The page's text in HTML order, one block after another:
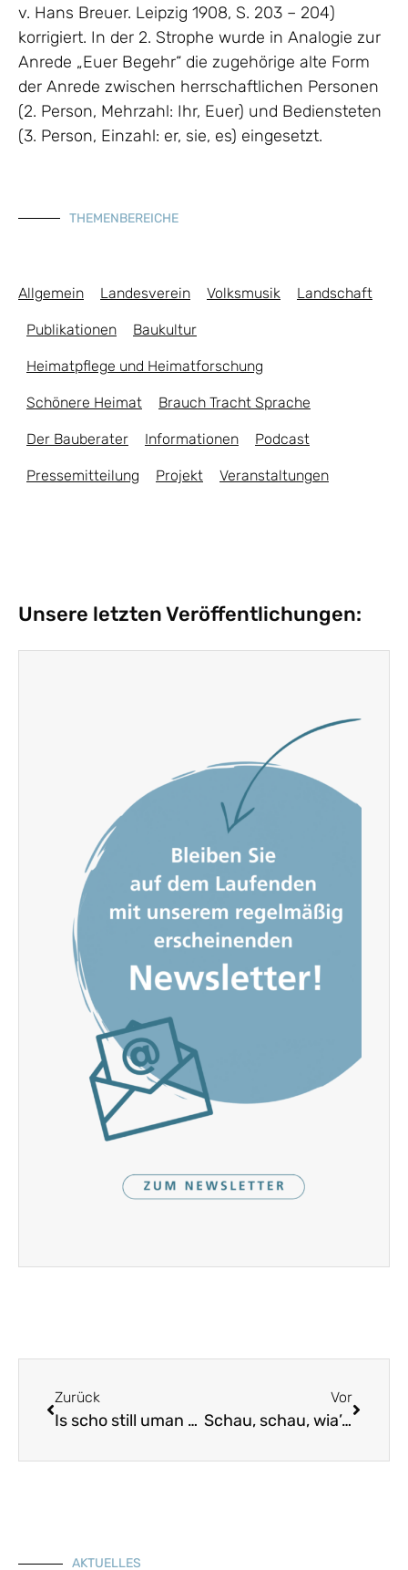
v. Hans Breuer. Leipzig 1908, S. 203 – 204)
korrigiert. In der 2. Strophe wurde in Analogie zur
Anrede „Euer Begehr“ die zugehörige alte Form
der Anrede zwischen herrschaftlichen Personen
(2. Person, Mehrzahl: Ihr, Euer) und Bediensteten
(3. Person, Einzahl: er, sie, es) eingesetzt.
THEMENBEREICHE
Allgemein Landesverein Volksmusik Landschaft
Publikationen Baukultur
Heimatpflege und Heimatforschung
Schönere Heimat Brauch Tracht Sprache
Der Bauberater Informationen Podcast
Pressemitteilung Projekt Veranstaltungen
Unsere letzten Veröffentlichungen:
Zurück
Is scho still uman See
Vor
Schau, schau, wia’s renga tuat
AKTUELLES